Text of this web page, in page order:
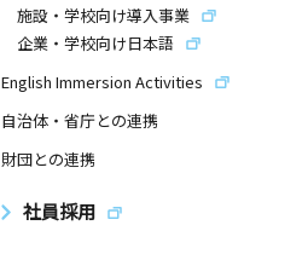
施設・学校向け導入事業
企業・学校向け日本語
English Immersion Activities
自治体・省庁との連携
財団との連携
社員採用